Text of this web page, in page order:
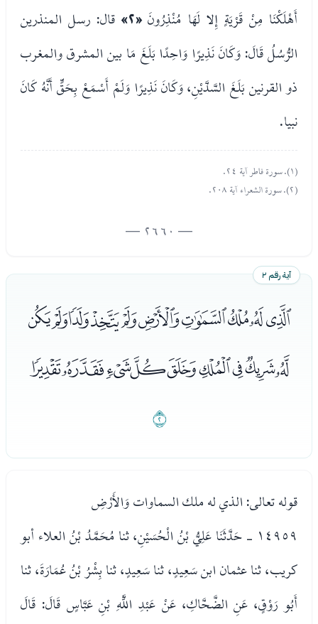
أَهْلَكْنَا مِنْ قَرْيَةٍ إِلا لَهَا مُنْذِرُونَ«٢» قال: رسل المنذرين
الرُّسُلُ قَالَ: وَكَانَ نَذِيرًا وَاحِدًا بَلَغَ مَا بين المشرق والمغرب
ذو القرنين بَلَغَ السَّدَّيْنِ، وَكَانَ نَذِيرًا وَلَمْ أَسْمَعْ بِحَقٍّ أَنَّهُ كَانَ
نبيا.
(١). سورة فاطر آية ٢٤.
(٢). سورة الشعراء آية ٢٠٨.
— 2660 —
آية رقم ٢
ﯞﯟﯠﯡﯢﯣﯤﯥﯦﯧ
ﯨﯩﯪﯫﯬﯭﯮﯯﯰ
ﯱ
قوله تعالى: الذي له ملك السماوات وَالأَرْضِ
١٤٩٥٩ - حَدَّثَنَا عَلِيُّ بْنُ الْحُسَيْنِ، ثنا مُحَمَّدُ بْنُ العلاء أبو
كريب، ثنا عثمان ابن سَعِيدٍ، ثنا سَعِيدٍ، ثنا بِشْرُ بْنُ عُمَارَةَ، ثنا
أَبُو رَوْقٍ، عَنِ الضَّحَّاكِ، عَنْ عَبْدِ اللَّهِ بْنِ عَبَّاسٍ قَالَ: قَالَ